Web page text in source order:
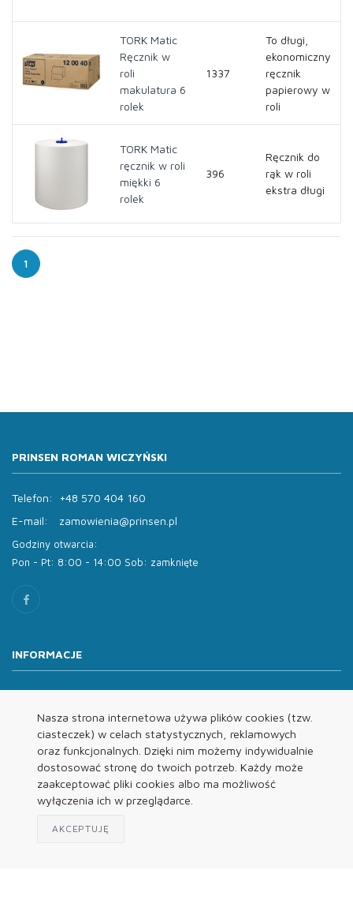
Nasza strona internetowa używa plików cookies (tzw.
ciasteczek) w celach statystycznych, reklamowych
oraz funkcjonalnych. Dzięki nim możemy indywidualnie
dostosować stronę do twoich potrzeb. Każdy może
zaakceptować pliki cookies albo ma możliwość
wyłączenia ich w przeglądarce.
AKCEPTUJĘ
TORK Matic
Ręcznik w
roli
makulatura 6
rolek
1337
To długi,
ekonomiczny
ręcznik
papierowy w
roli
TORK Matic
ręcznik w roli
miękki 6
rolek
396
Ręcznik do
rąk w roli
ekstra długi
1
PRINSEN ROMAN WICZYŃSKI
Telefon:
+48 570 404 160
E-mail:
zamowienia@prinsen.pl
Godziny otwarcia:
Pon - Pt: 8:00 - 14:00 Sob: zamknięte
INFORMACJE
Oferta
Kontakt
REGULAMINY
Regulamin
Polityka Prywatności